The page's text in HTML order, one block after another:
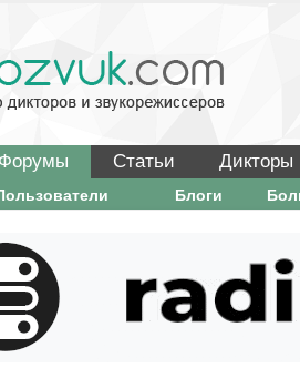
Форумы Статьи Дикторы
Блоги